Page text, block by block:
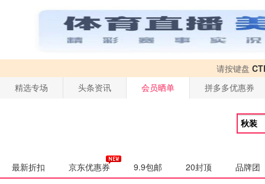
请按键盘
精选专场
头条资讯 会员晒单 拼多多优惠券
最新折扣 京东优惠券 9.9包邮 20封顶 品牌团